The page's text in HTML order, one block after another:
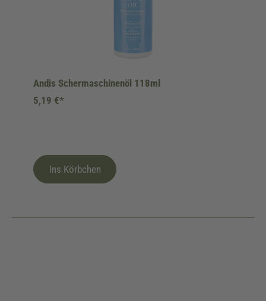
Andis Schermaschinenöl 118ml
5,19 €*
Ins Körbchen